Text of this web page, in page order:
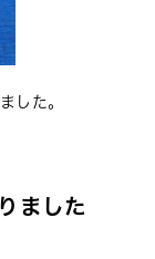
した。
ました